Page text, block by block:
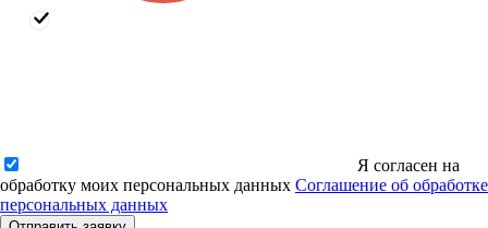
Я согласен на
обработку моих персональных данных Соглашение об обработке
персональных данных